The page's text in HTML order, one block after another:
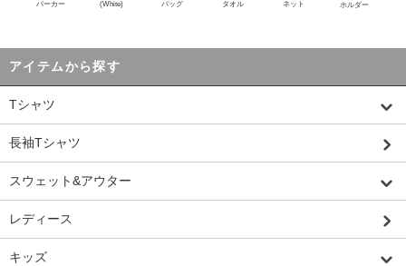
パーカー (White) バッグ タオル ネット ホルダー
アイテムから探す
Tシャツ
長袖Tシャツ
スウェット&アウター
レディース
キッズ